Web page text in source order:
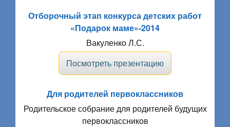
Отборочный этап конкурса детских работ
«Подарок маме»-2014
Вакуленко Л.С.
Посмотреть презентацию
Для родителей первоклассников
Родительское собрание для родителей будущих
первоклассников